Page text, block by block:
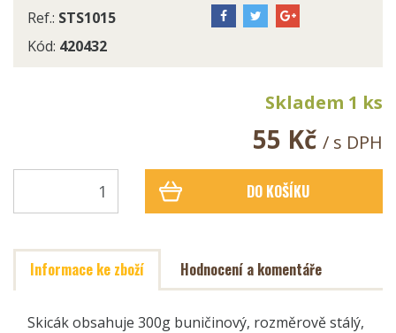
Ref.: STS1015
Kód: 420432
Skladem 1 ks
55 Kč / s DPH
DO KOŠÍKU
Informace ke zboží Hodnocení a komentáře
Skicák obsahuje 300g buničinový, rozměrově stálý,